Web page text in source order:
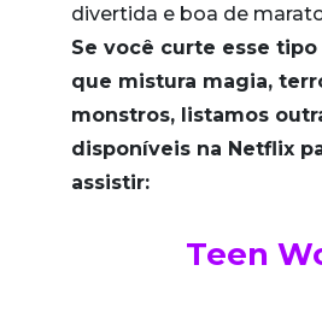
divertida e boa de
Se você curte esse
que mistura magia,
monstros, listamos
disponíveis na Netflix
assistir:
Teen